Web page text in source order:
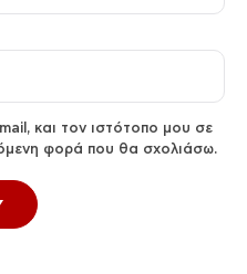
και τον ιστότοπο μου σε
φορά που θα σχολιάσω.